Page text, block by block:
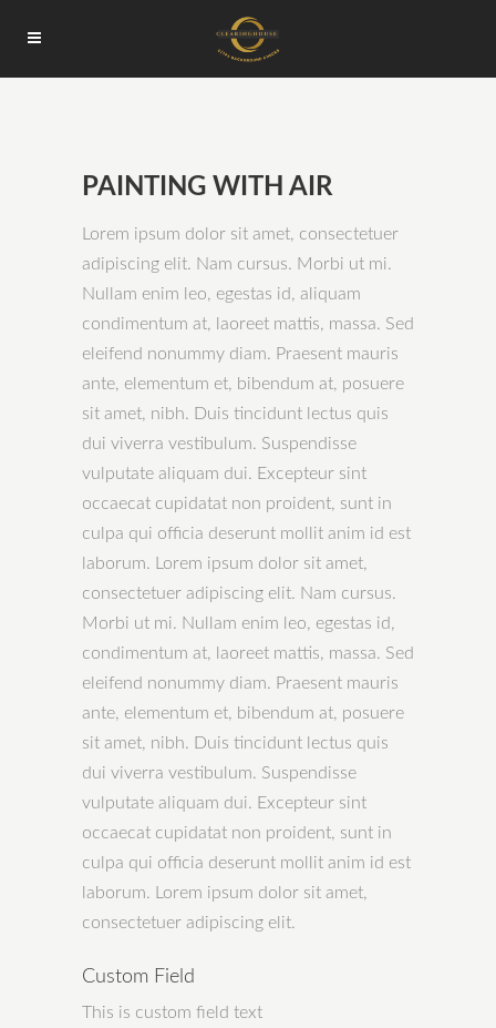
PAINTING WITH AIR
Lorem ipsum dolor sit amet, consectetuer
adipiscing elit. Nam cursus. Morbi ut mi.
Nullam enim leo, egestas id, aliquam
condimentum at, laoreet mattis, massa. Sed
eleifend nonummy diam. Praesent mauris
ante, elementum et, bibendum at, posuere
sit amet, nibh. Duis tincidunt lectus quis
dui viverra vestibulum. Suspendisse
vulputate aliquam dui. Excepteur sint
occaecat cupidatat non proident, sunt in
culpa qui officia deserunt mollit anim id est
laborum. Lorem ipsum dolor sit amet,
consectetuer adipiscing elit. Nam cursus.
Morbi ut mi. Nullam enim leo, egestas id,
condimentum at, laoreet mattis, massa. Sed
eleifend nonummy diam. Praesent mauris
ante, elementum et, bibendum at, posuere
sit amet, nibh. Duis tincidunt lectus quis
dui viverra vestibulum. Suspendisse
vulputate aliquam dui. Excepteur sint
occaecat cupidatat non proident, sunt in
culpa qui officia deserunt mollit anim id est
laborum. Lorem ipsum dolor sit amet,
consectetuer adipiscing elit.
Custom Field
This is custom field text